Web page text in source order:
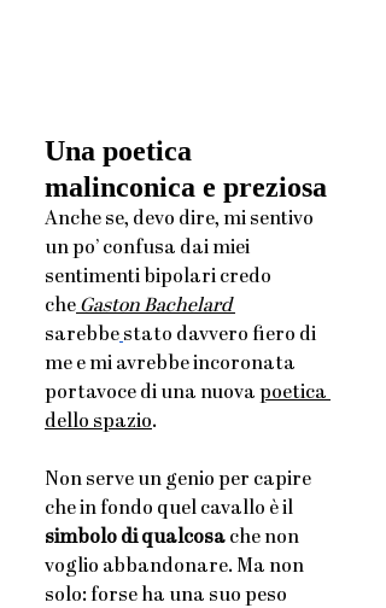
Una poetica
malinconica e preziosa
Anche se, devo dire, mi sentivo
un po’ confusa dai miei
sentimenti bipolari credo
che Gaston Bachelard
sarebbe stato davvero fiero di
me e mi avrebbe incoronata
portavoce di una nuova poetica
dello spazio.
Non serve un genio per capire
che in fondo quel cavallo è il
simbolo di qualcosa che non
voglio abbandonare. Ma non
solo: forse ha una suo peso